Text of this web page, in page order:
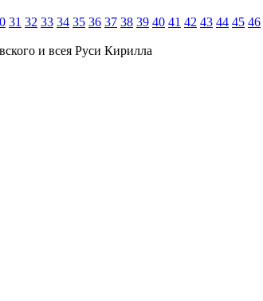
31 32 33 34 35 36 37 38 39 40 41 42 43 44 45 46
и всея Руси Кирилла